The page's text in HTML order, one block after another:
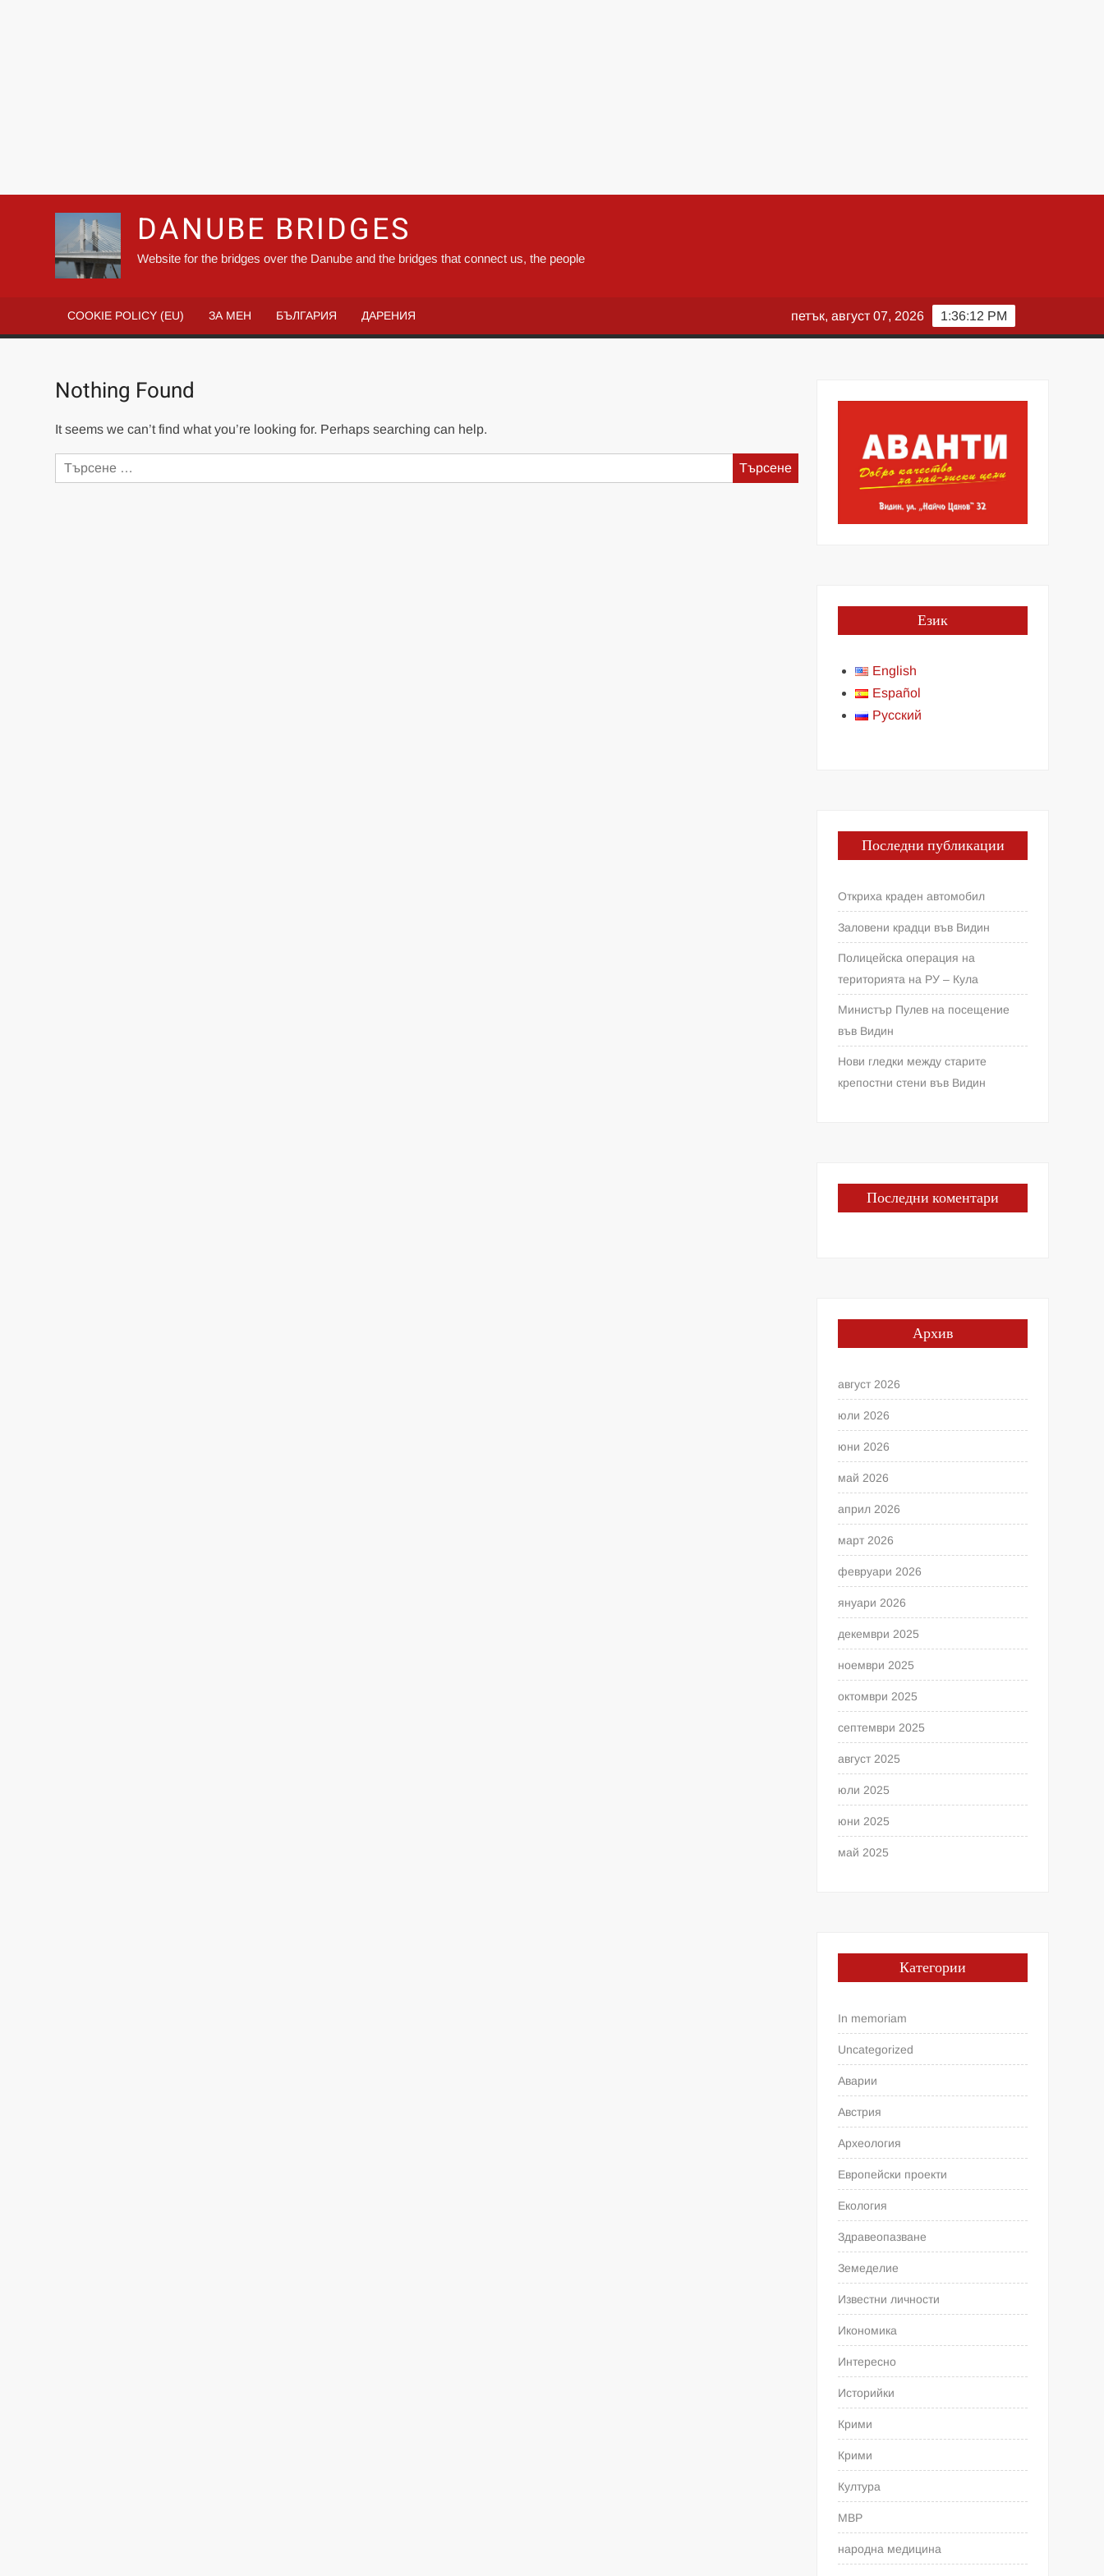
DANUBE BRIDGES
Website for the bridges over the Danube and the bridges that connect us, the people
COOKIE POLICY (EU) ЗА МЕН БЪЛГАРИЯ ДАРЕНИЯ 1:36:13 PM
петък, август 07, 2026
Nothing Found
It seems we can’t find what you’re looking for. Perhaps searching can help.
Търсене
за:
Език
English
Español
Русский
Последни публикации
Откриха краден автомобил
Заловени крадци във Видин
Полицейска операция на
територията на РУ – Кула
Министър Пулев на посещение
във Видин
Нови гледки между старите
крепостни стени във Видин
Последни коментари
Архив
август 2026
юли 2026
юни 2026
май 2026
април 2026
март 2026
февруари 2026
януари 2026
декември 2025
ноември 2025
октомври 2025
септември 2025
август 2025
юли 2025
юни 2025
май 2025
Категории
In memoriam
Uncategorized
Аварии
Австрия
Археология
Европейски проекти
Екология
Здравеопазване
Земеделие
Известни личности
Икономика
Интересно
Историйки
Крими
Крими
Култура
МВР
народна медицина